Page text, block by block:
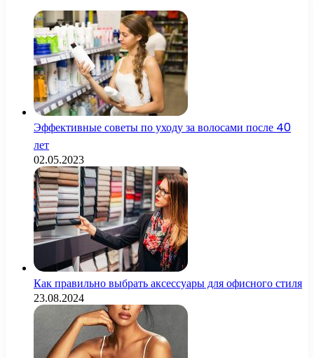
Эффективные советы по уходу за волосами после 40
лет
02.05.2023
Как правильно выбрать аксессуары для офисного стиля
23.08.2024